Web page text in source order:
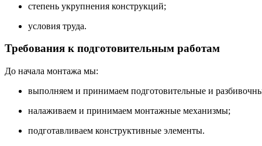
степень укрупнения конструкций;
условия труда.
Требования к подготовительным работам
До начала монтажа мы:
выполняем и принимаем подготовительные и
налаживаем и принимаем монтажные механизмы;
подготавливаем конструктивные элементы.